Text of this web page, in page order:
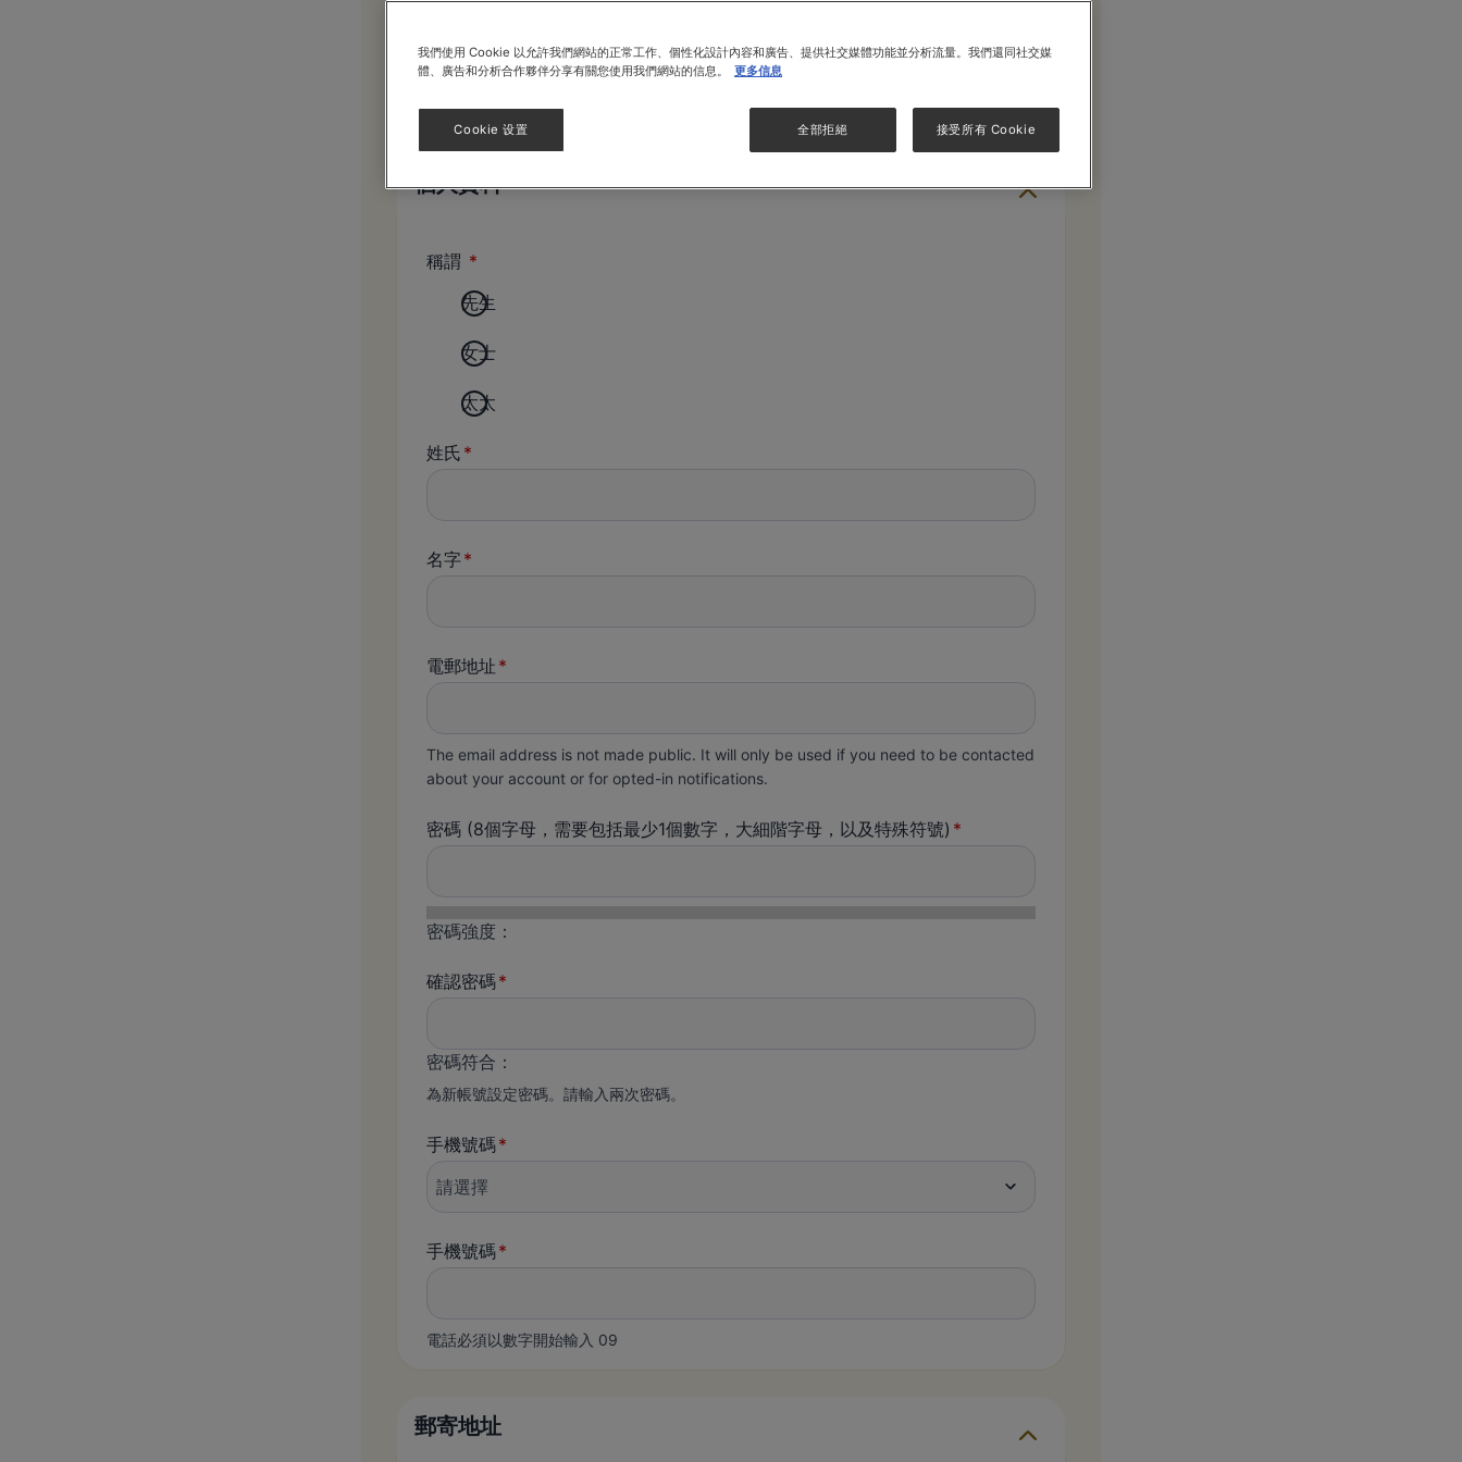
孕證明副本，以便為您進行會員登記，如有查詢，請
致電惠氏 ® 媽媽會熱線 2599 8870。
*必須填寫
個人資料
稱謂
先生
女士
太太
姓氏
名字
電郵地址
The email address is not made public. It will only be used if you need to be contacted
about your account or for opted-in notifications.
密碼 (8個字母，需要包括最少1個數字，大細階字母，以及特殊符號)
密碼強度：
確認密碼
密碼符合：
為新帳號設定密碼。請輸入兩次密碼。
手機號碼
手機號碼
電話必須以數字開始輸入 09
郵寄地址
我們使用 Cookie 以允許我們網站的正常工作、個性化設計內容和廣告、提供社交媒體功能並分析流量。我們還同社交媒
體、廣告和分析合作夥伴分享有關您使用我們網站的信息。
更多信息
全部拒絕 接受所有 Cookie
Cookie 设置